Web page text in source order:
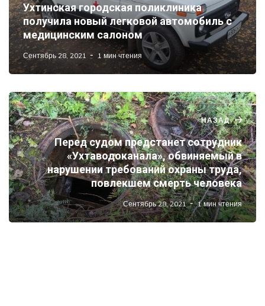
Ухтинская городская поликлиника
получила новый легковой автомобиль с
медицинским салоном
Сентябрь 28, 2021 1 мин чтения
НАЗАД
Перед судом предстанет сотрудник
«Ухтаводоканала», обвиняемый в
нарушении требований охраны труда,
повлекшем смерть человека
Сентябрь 28, 2021 1 мин чтения